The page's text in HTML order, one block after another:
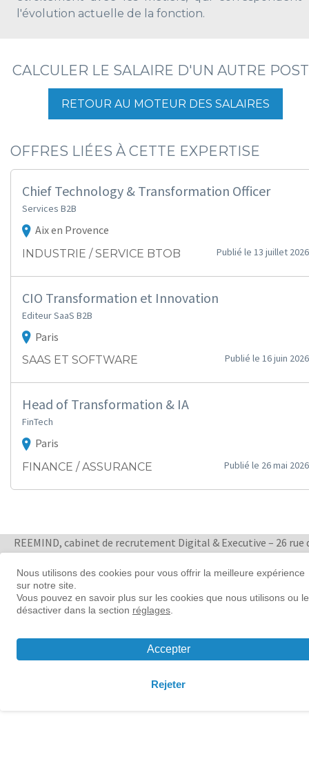
l'évolution actuelle de la fonction.
CALCULER LE SALAIRE D'UN AUTRE
RETOUR AU MOTEUR DES SALAIRES
OFFRES LIÉES À CETTE EXPERTISE
Chief Technology & Transformation Officer
Services B2B
Aix en Provence
INDUSTRIE / SERVICE BTOB Publié le 13 juillet 2026
CIO Transformation et Innovation
Editeur SaaS B2B
Paris
SAAS ET SOFTWARE Publié le 16 juin 2026
Head of Transformation & IA
FinTech
Paris
FINANCE / ASSURANCE Publié le 26 mai 2026
REEMIND, cabinet de recrutement Digital & Executive – 26 rue
Women in tech leadership | Reemind
Contact
| Mentions légales |
Préférences
cookies
Nous utilisons des cookies pour vous offrir la meilleure expérience
sur notre site.
Vous pouvez en savoir plus sur les cookies que nous utilisons ou
désactiver dans la section réglages
Accepter
Rejeter